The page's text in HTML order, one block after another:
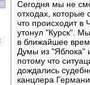
Сегодня мы не
отходах, которые
что происходит в
утонул "Курск".
в ближайшее
Думы из "Яблока"
потому что
дождались
канцлера